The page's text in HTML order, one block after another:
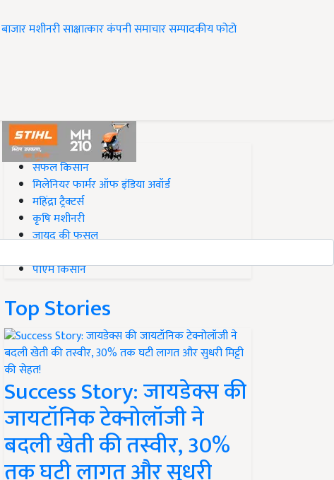
बाजारमशीनरीसाक्षात्कारकंपनी समाचारसम्पादकीयफोटो
#Top on Krishi Jagran
सफल किसान
मिलेनियर फार्मर ऑफ इंडिया अवॉर्ड
महिंद्रा ट्रैक्टर्स
कृषि मशीनरी
जायद की फसल
पीएम किसान
Top Stories
Success Story: जायडेक्स की
जायटॉनिक टेक्नोलॉजी ने
बदली खेती की तस्वीर, 30%